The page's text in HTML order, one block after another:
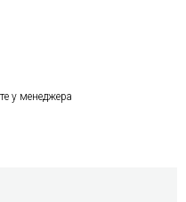
у менеджера